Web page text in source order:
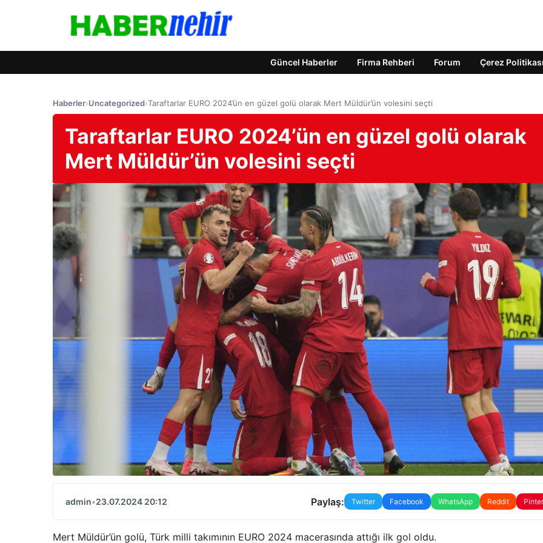
Güncel Haberler Firma Rehberi Forum Çerez Politikası
Haberler›Uncategorized›Taraftarlar EURO 2024’ün en güzel golü olarak Mert Müldür’ün volesini seçti
Taraftarlar EURO 2024’ün en güzel golü olarak
Mert Müldür’ün volesini seçti
admin•23.07.2024 20:12 Paylaş: Twitter Facebook WhatsApp Reddit
Mert Müldür’ün golü, Türk milli takımının EURO 2024 macerasında attığı ilk gol oldu.